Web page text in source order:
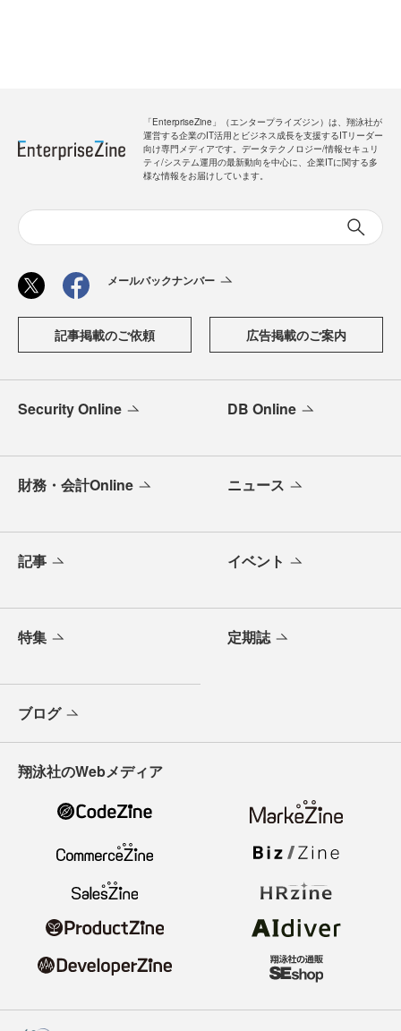
「EnterpriseZine」（エンタープライズジン）は、翔泳社が
運営する企業のIT活用とビジネス成長を支援するITリーダー
向け専門メディアです。データテクノロジー/情報セキュリ
ティ/システム運用の最新動向を中心に、企業ITに関する多
様な情報をお届けしています。
メールバックナンバー
記事掲載のご依頼 広告掲載のご案内
Security Online DB Online
財務・会計Online ニュース
記事 イベント
特集 定期誌
ブログ
翔泳社のWebメディア